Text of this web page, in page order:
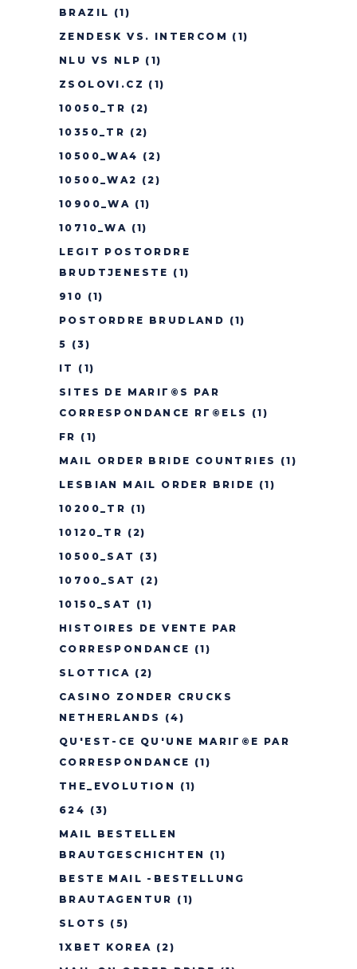
BRAZIL (1)
ZENDESK VS. INTERCOM (1)
NLU VS NLP (1)
ZSOLOVI.CZ (1)
10050_TR (2)
10350_TR (2)
10500_WA4 (2)
10500_WA2 (2)
10900_WA (1)
10710_WA (1)
LEGIT POSTORDRE
BRUDTJENESTE (1)
910 (1)
POSTORDRE BRUDLAND (1)
5 (3)
IT
(1)
SITES DE MARIГ©S PAR
CORRESPONDANCE RГ©ELS
(1)
FR (1)
MAIL ORDER BRIDE COUNTRIES
(1)
LESBIAN MAIL ORDER BRIDE (1)
10200_TR (1)
10120_TR (2)
10500_SAT
(3)
10700_SAT
(2)
10150_SAT
(1)
HISTOIRES DE VENTE PAR
CORRESPONDANCE (1)
SLOTTICA (2)
CASINO ZONDER CRUCKS
NETHERLANDS
(4)
QU'EST-CE QU'UNE MARIГ©E PAR
CORRESPONDANCE (1)
THE_EVOLUTION
(1)
624 (3)
MAIL BESTELLEN
BRAUTGESCHICHTEN
(1)
BESTE MAIL -BESTELLUNG
BRAUTAGENTUR (1)
SLOTS (5)
1XBET KOREA (2)